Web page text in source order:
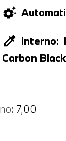
settings_suggest
colorize Interno:
Carbon Black
7,00